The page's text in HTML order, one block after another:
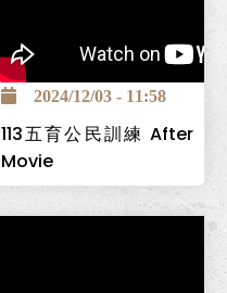
2024/12/03 - 11:58
113五育公民訓練 After
Movie